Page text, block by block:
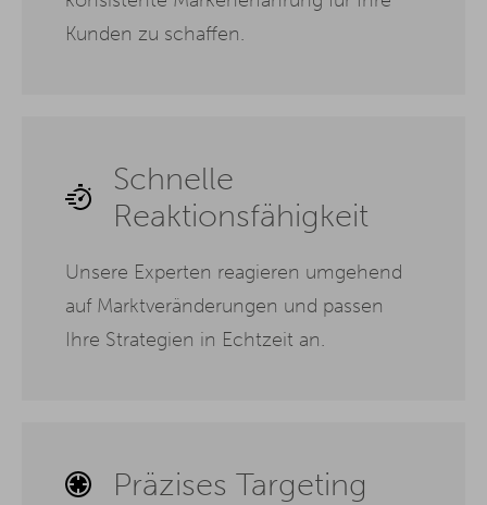
Kunden zu schaffen.
Schnelle
Reaktionsfähigkeit
Unsere Experten reagieren umgehend
auf Marktveränderungen und passen
Ihre Strategien in Echtzeit an.
Präzises Targeting